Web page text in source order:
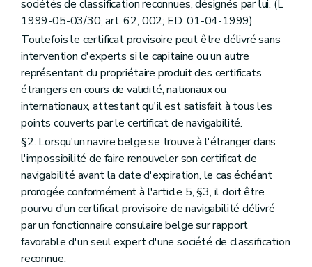
sociétés de classification reconnues, désignés par lui. (L
1999-05-03/30, art. 62, 002; ED: 01-04-1999)
Toutefois le certificat provisoire peut être délivré sans
intervention d'experts si le capitaine ou un autre
représentant du propriétaire produit des certificats
étrangers en cours de validité, nationaux ou
internationaux, attestant qu'il est satisfait à tous les
points couverts par le certificat de navigabilité.
§2. Lorsqu'un navire belge se trouve à l'étranger dans
l'impossibilité de faire renouveler son certificat de
navigabilité avant la date d'expiration, le cas échéant
prorogée conformément à l'article 5, §3, il doit être
pourvu d'un certificat provisoire de navigabilité délivré
par un fonctionnaire consulaire belge sur rapport
favorable d'un seul expert d'une société de classification
reconnue.